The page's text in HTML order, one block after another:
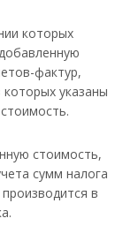
которых
фактур,
указаны
стоимость,
сумм налога
в